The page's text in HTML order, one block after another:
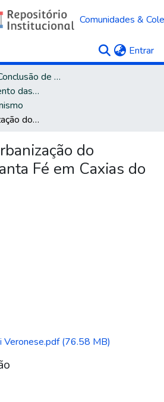
Comunidades &
Entrar
Trabalhos de Conclusão de Curso
Área do Conhecimento das Ciências Sociais Aplicadas
Popu(lar): reurbanização do loteamento Santa Fé em Caxias do Sul
do
Fé em Caxias do
Veronese.pdf(76.58 MB)